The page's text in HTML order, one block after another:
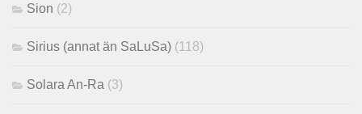
Sion (2)
Sirius (annat än SaLuSa) (118)
Solara An-Ra (3)